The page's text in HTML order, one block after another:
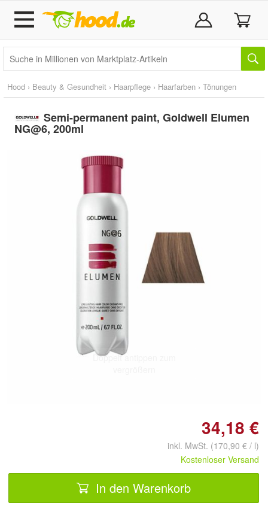
Hood › Beauty & Gesundheit › Haarpflege › Haarfarben › Tönungen
Semi-permanent paint, Goldwell Elumen
NG@6, 200ml
Doppelt antippen zum
34,18 €
inkl. MwSt. (170,90 € / l)
Kostenloser Versand
In den Warenkorb